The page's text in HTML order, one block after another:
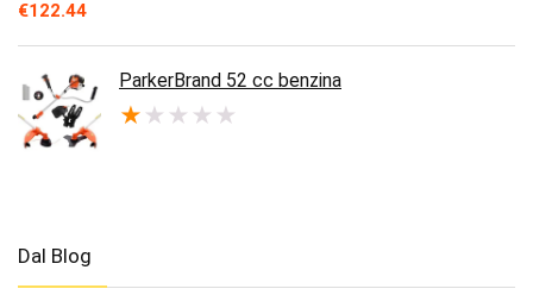
Il
originale
era:
€189.95.
€122.44Il
attuale
€122.44.
ParkerBrand 52 cc benzina
★ ★ ★ ★ ★
Dal Blog